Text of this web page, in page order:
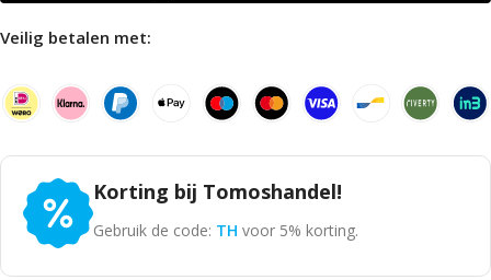
Veilig betalen met:
Korting bij Tomoshandel!
Gebruik de code: TH voor 5% korting.